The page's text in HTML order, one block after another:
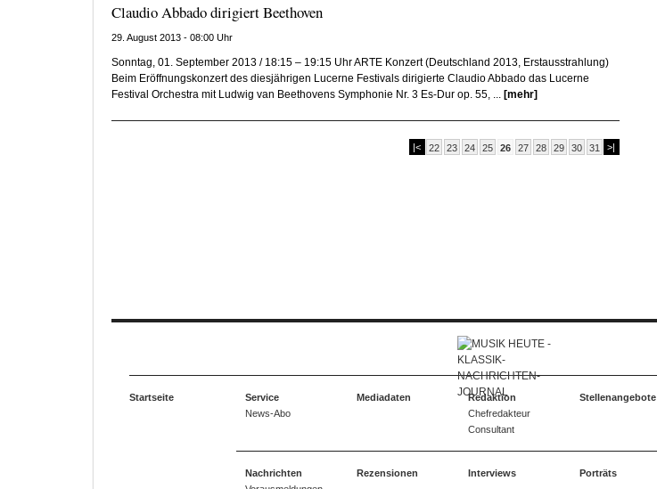
Claudio Abbado dirigiert Beethoven
29. August 2013 - 08:00 Uhr
Sonntag, 01. September 2013 / 18:15 – 19:15 Uhr ARTE Konzert (Deutschland 2013, Erstausstrahlung)
Beim Eröffnungskonzert des diesjährigen Lucerne Festivals dirigierte Claudio Abbado das Lucerne
Festival Orchestra mit Ludwig van Beethovens Symphonie Nr. 3 Es-Dur op. 55, ... [mehr]
|< 22 23 24 25 26 27 28 29 30 31 >|
Startseite
Service
News-Abo
Mediadaten
Redaktion
Chefredakteur
Consultant
Stellenangebote
Nachrichten
Rezensionen Interviews Porträts